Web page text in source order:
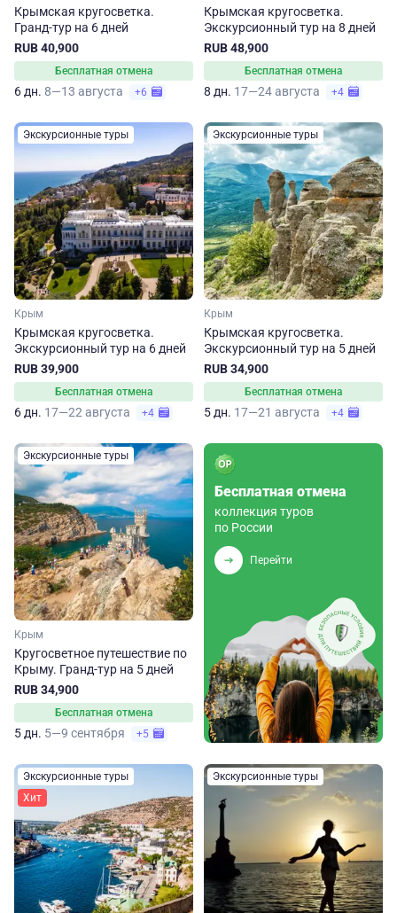
Крымская кругосветка.
Гранд-тур на 6 дней
RUB 40,900
Бесплатная отмена
6 дн. 8—13 августа +6
Крымская кругосветка.
Экскурсионный тур на 8 дней
RUB 48,900
Бесплатная отмена
8 дн. 17—24 августа +4
Экскурсионные туры
Крым
Крымская кругосветка.
Экскурсионный тур на 6 дней
RUB 39,900
Бесплатная отмена
6 дн. 17—22 августа +4
Экскурсионные туры
Крым
Крымская кругосветка.
Экскурсионный тур на 5 дней
RUB 34,900
Бесплатная отмена
5 дн. 17—21 августа +4
Экскурсионные туры
Крым
Кругосветное путешествие по
Крыму. Гранд-тур на 5 дней
RUB 34,900
Бесплатная отмена
5 дн. 5—9 сентября +5
Бесплатная отмена
коллекция туров
по России
Перейти
Экскурсионные туры
Хит
Экскурсионные туры